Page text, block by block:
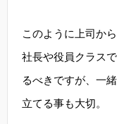
このように上司か
社長や役員クラス
るべきですが、一
立てる事も大切。